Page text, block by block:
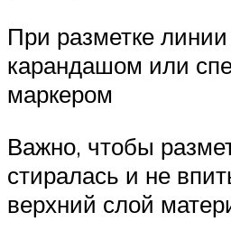
При разметке
карандашом или
маркером
Важно, чтобы
стиралась и не
верхний слой